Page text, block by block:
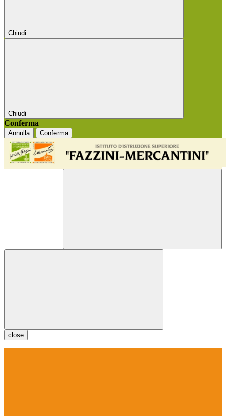
Chiudi
Chiudi
Conferma
Annulla Conferma
close